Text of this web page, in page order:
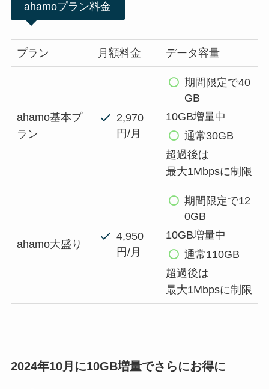
ahamoプラン料金
プラン 月額料金 データ容量
ahamo基本プ
ラン
2,970
円/月
期間限定で40
GB
10GB増量中
通常30GB
超過後は
最大1Mbpsに制限
ahamo大盛り
4,950
円/月
期間限定で12
0GB
10GB増量中
通常110GB
超過後は
最大1Mbpsに制限
2024年10月に10GB増量でさらにお得に